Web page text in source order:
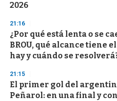
2026
21:16
¿Por qué está lenta o se
BROU, qué alcance tiene
hay y cuándo se
21:15
El primer gol del
Peñarol: en una final y